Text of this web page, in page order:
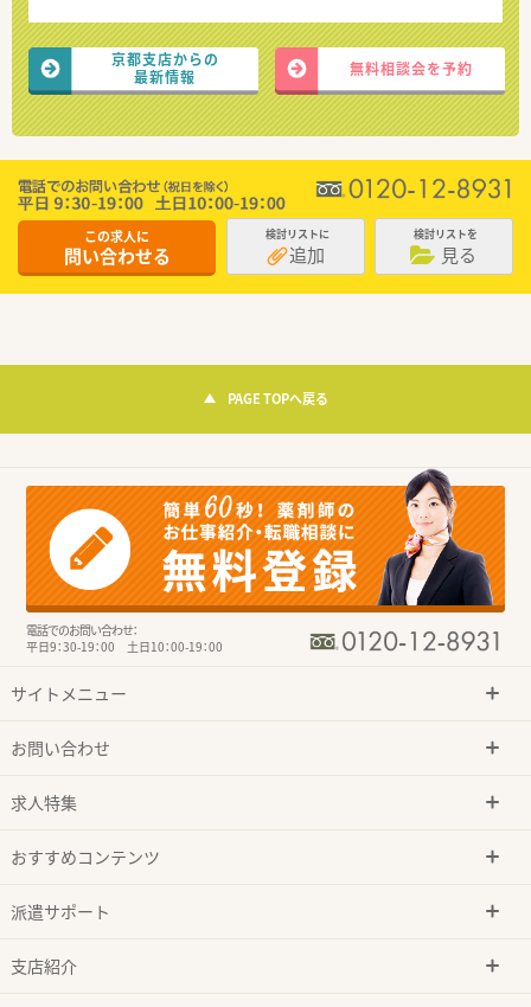
京都支店からの
最新情報
無料相談会を予約
この求人に
問い合わせる
検討リストに
追加
検討リストを
見る
PAGE TOPへ戻る
電話でのお問い合わせ：
平日9：30-19：00 土日10：00-19：00
サイトメニュー
お問い合わせ
求人特集
おすすめコンテンツ
派遣サポート
支店紹介